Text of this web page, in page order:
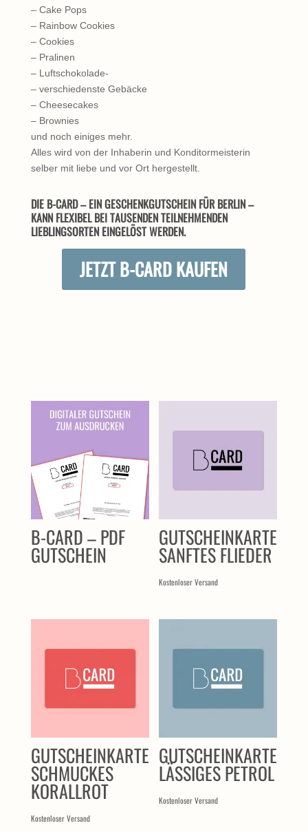
– Cake Pops
– Rainbow Cookies
– Cookies
– Pralinen
– Luftschokolade-
– verschiedenste Gebäcke
– Cheesecakes
– Brownies
und noch einiges mehr.
Alles wird von der Inhaberin und Konditormeisterin
selber mit liebe und vor Ort hergestellt.
DIE B-CARD – EIN GESCHENKGUTSCHEIN FÜR BERLIN –
KANN FLEXIBEL BEI TAUSENDEN TEILNEHMENDEN
LIEBLINGSORTEN EINGELÖST WERDEN.
JETZT B-CARD KAUFEN
B-CARD – PDF
GUTSCHEIN
GUTSCHEINKARTE
SANFTES FLIEDER
Kostenloser Versand
GUTSCHEINKARTE
SCHMUCKES
KORALLROT
Kostenloser Versand
GUTSCHEINKARTE
LÄSSIGES PETROL
Kostenloser Versand